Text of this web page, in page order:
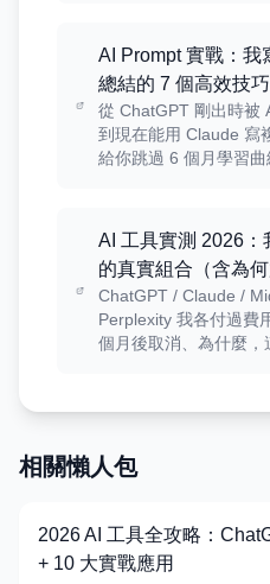
AI Prompt 實戰：我
總結的 7 個高效技巧
從 ChatGPT 剛出時被
到現在能用 Claude 寫
給你跳過 6 個月學習曲
AI 工具實測 2026
的真實組合（含為何
ChatGPT / Claude /
Perplexity 我各付過費
個月後取消、為什麼，
相關懶人包
2026 AI 工具全攻略：
+ 10 大實戰應用